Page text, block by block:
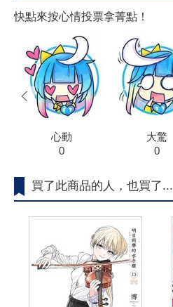
快點來按心情投票拿菁點！
心動
0
大驚
0
prev
買了此商品的人，也買了...